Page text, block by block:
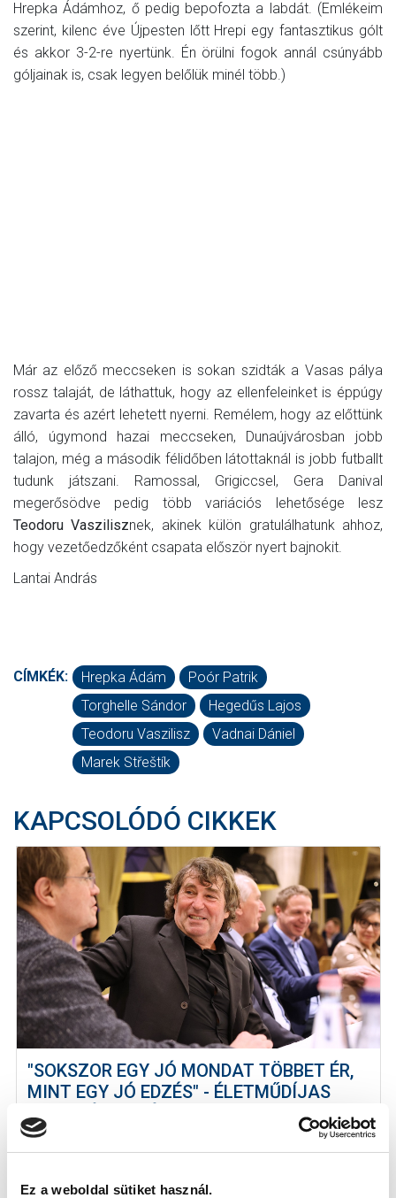
Ez a weboldal sütiket használ.
Hrepka Ádámhoz, ő pedig bepofozta a labdát. (Emlékeim
szerint, kilenc éve Újpesten lőtt Hrepi egy fantasztikus gólt
és akkor 3-2-re nyertünk. Én örülni fogok annál csúnyább
góljainak is, csak legyen belőlük minél több.)
Már az előző meccseken is sokan szidták a Vasas pálya
rossz talaját, de láthattuk, hogy az ellenfeleinket is éppúgy
zavarta és azért lehetett nyerni. Remélem, hogy az előttünk
álló, úgymond hazai meccseken, Dunaújvárosban jobb
talajon, még a második félidőben látottaknál is jobb futballt
tudunk játszani. Ramossal, Grigiccsel, Gera Danival
megerősödve pedig több variációs lehetősége lesz
Teodoru Vaszilisznek, akinek külön gratulálhatunk ahhoz,
hogy vezetőedzőként csapata először nyert bajnokit.
Lantai András
CÍMKÉK: Hrepka Ádám
Poór Patrik
Torghelle Sándor
Hegedűs Lajos
Teodoru Vaszilisz
Vadnai Dániel
Marek Střeštík
KAPCSOLÓDÓ CIKKEK
"SOKSZOR EGY JÓ MONDAT TÖBBET ÉR,
MINT EGY JÓ EDZÉS" - ÉLETMŰDÍJAS
INTERJÚ (VIDEÓ)
2025-03-11
Idén lett az MTK Budapest életműdíjasa Teodoru